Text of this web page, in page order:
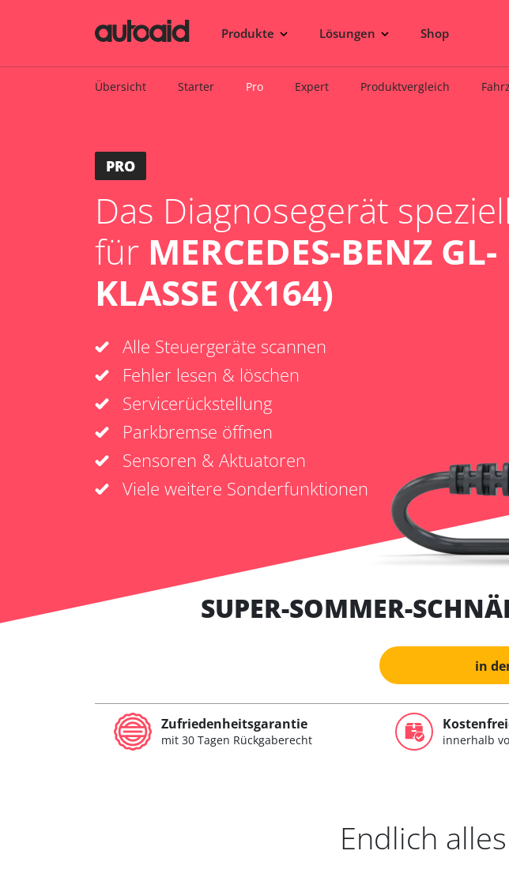
Produkte Lösungen Shop
Übersicht Starter Pro Expert Produktvergleich
PRO
Das Diagnosegerät speziell
für MERCEDES-BENZ GL-
KLASSE (X164)
Alle Steuergeräte scannen
Fehler lesen & löschen
Servicerückstellung
Parkbremse öffnen
Sensoren & Aktuatoren
Viele weitere Sonderfunktionen
SUPER-SOMMER-
in
Zufriedenheitsgarantie
mit 30 Tagen Rückgaberecht innerhalb
Endlich